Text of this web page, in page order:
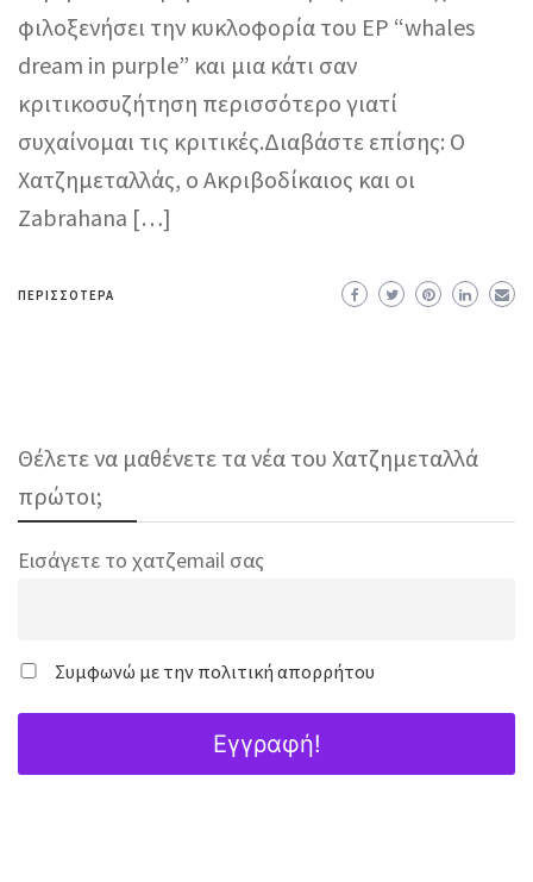
φιλοξενήσει την κυκλοφορία του EP “whales
dream in purple” και μια κάτι σαν
κριτικοσυζήτηση περισσότερο γιατί
συχαίνομαι τις κριτικές.Διαβάστε επίσης: Ο
Χατζημεταλλάς, ο Ακριβοδίκαιος και οι
Zabrahana […]
ΠΕΡΙΣΣΌΤΕΡΑ
Θέλετε να μαθένετε τα νέα του Χατζημεταλλά
πρώτοι;
Εισάγετε το χατζemail σας
Συμφωνώ με την πολιτική απορρήτου